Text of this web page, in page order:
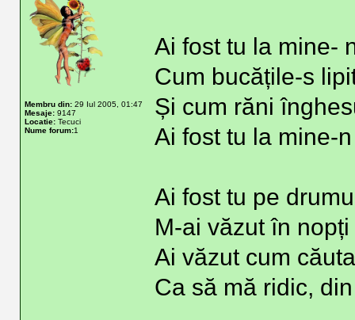
Membru din: 29 Iul 2005, 01:47
Mesaje: 9147
Locatie: Tecuci
Nume forum:1
Ai fost tu la mine-
Cum bucățile-s
Și cum răni
Ai fost tu la mine-
Ai fost tu pe
M-ai văzut în
Ai văzut cum
Ca să mă ridic,